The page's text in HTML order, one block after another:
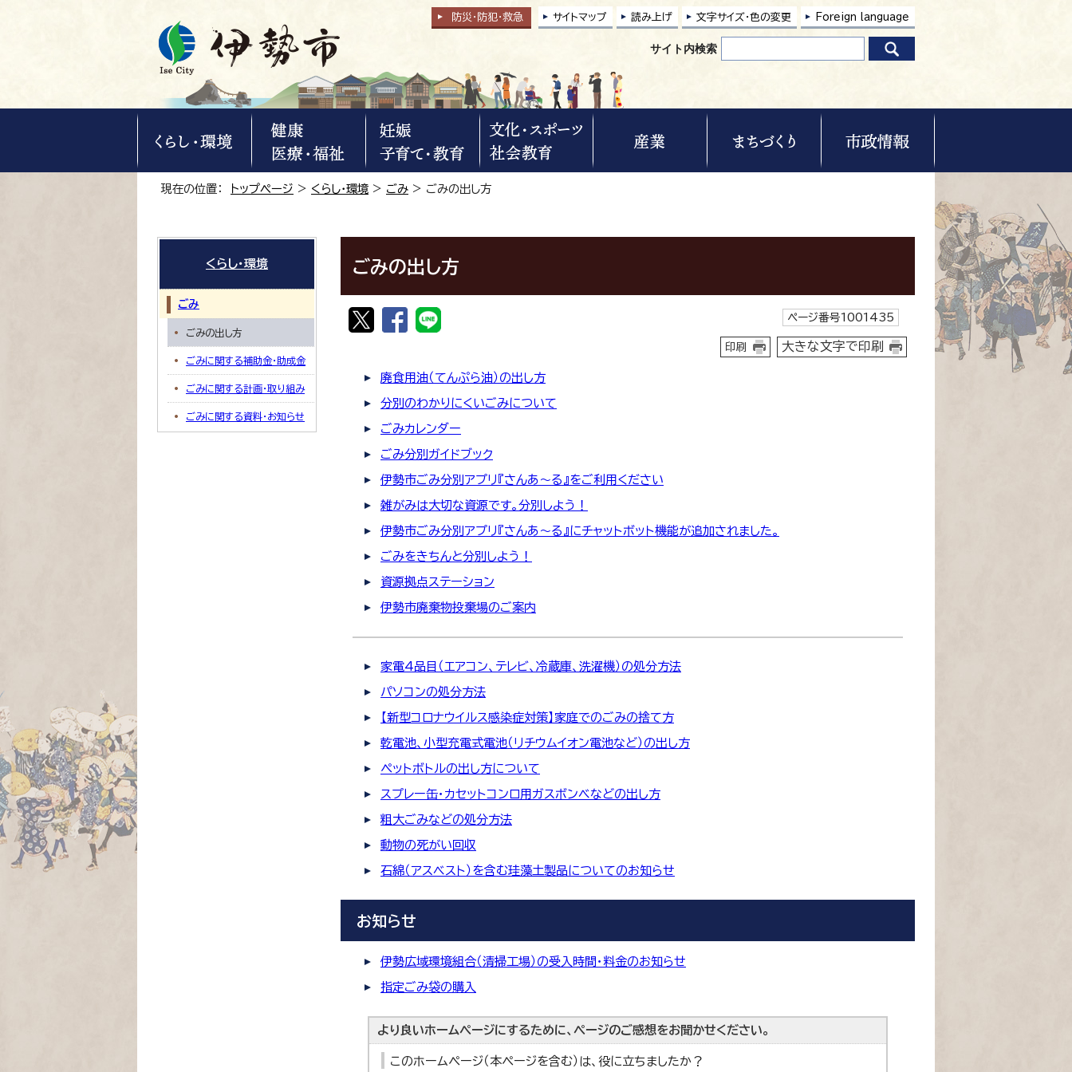
防災・防犯・救急 サイトマップ 読み上げ 文字サイズ・色の変更 Foreign language
サイト内検索
現在の位置： トップページ > くらし・環境 > ごみ > ごみの出し方
ごみの出し方
ページ番号1001435
印刷 大きな文字で印刷
廃食用油（てんぷら油）の出し方
分別のわかりにくいごみについて
ごみカレンダー
ごみ分別ガイドブック
伊勢市ごみ分別アプリ『さんあ～る』をご利用ください
雑がみは大切な資源です。分別しよう！
伊勢市ごみ分別アプリ『さんあ～る』にチャットボット機能が追加されました。
ごみをきちんと分別しよう！
資源拠点ステーション
伊勢市廃棄物投棄場のご案内
家電4品目（エアコン、テレビ、冷蔵庫、洗濯機）の処分方法
パソコンの処分方法
【新型コロナウイルス感染症対策】家庭でのごみの捨て方
乾電池、小型充電式電池（リチウムイオン電池など）の出し方
ペットボトルの出し方について
スプレー缶・カセットコンロ用ガスボンベなどの出し方
粗大ごみなどの処分方法
動物の死がい回収
石綿（アスベスト）を含む珪藻土製品についてのお知らせ
お知らせ
伊勢広域環境組合（清掃工場）の受入時間・料金のお知らせ
指定ごみ袋の購入
より良いホームページにするために、ページのご感想をお聞かせください。
このホームページ（本ページを含む）は、役に立ちましたか？
くらし・環境
ごみ
ごみの出し方
ごみに関する補助金・助成金
ごみに関する計画・取り組み
ごみに関する資料・お知らせ